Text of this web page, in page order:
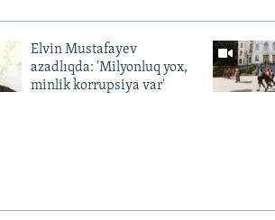
Elvin Mustafayev
azadlıqda: 'Milyonluq yox,
minlik korrupsiya var'